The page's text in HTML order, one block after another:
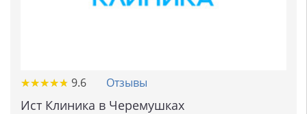
★★★★★
★★★★★ 9.6 Отзывы
Ист Клиника в Черемушках